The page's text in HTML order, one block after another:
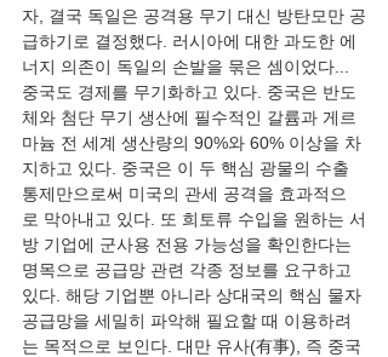
자, 결국 독일은 공격용 무기 대신 방탄모만 공
급하기로 결정했다. 러시아에 대한 과도한 에
너지 의존이 독일의 손발을 묶은 셈이었다...
중국도 경제를 무기화하고 있다. 중국은 반도
체와 첨단 무기 생산에 필수적인 갈륨과 게르
마늄 전 세계 생산량의 90%와 60% 이상을 차
지하고 있다. 중국은 이 두 핵심 광물의 수출
통제만으로써 미국의 관세 공격을 효과적으
로 막아내고 있다. 또 희토류 수입을 원하는 서
방 기업에 군사용 전용 가능성을 확인한다는
명목으로 공급망 관련 각종 정보를 요구하고
있다. 해당 기업뿐 아니라 상대국의 핵심 물자
공급망을 세밀히 파악해 필요할 때 이용하려
는 목적으로 보인다. 대만 유사(有事), 즉 중국